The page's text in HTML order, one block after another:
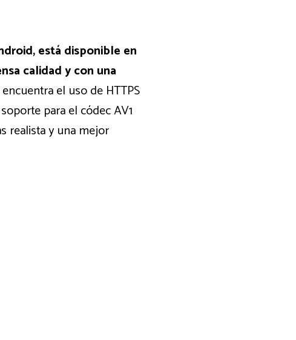
está disponible en
calidad y con una
el uso de HTTPS
para el códec AV1
realista y una mejor